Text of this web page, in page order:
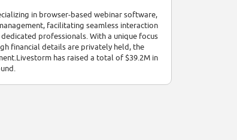
in browser-based webinar software,
facilitating seamless interaction
professionals. With a unique focus
financial details are privately held, the
has raised a total of $39.2M in